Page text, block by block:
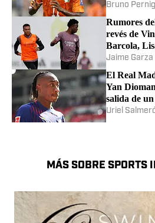
Bruno
Rumores
revés de
Barcola,
Jaime Garza
El Real
Yan
salida de
Uriel
MÁS SOBRE SPORTS